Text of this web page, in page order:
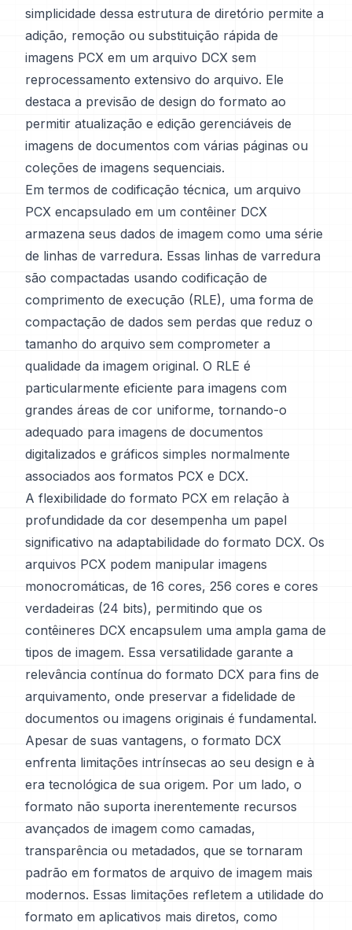
simplicidade dessa estrutura de diretório permite a
adição, remoção ou substituição rápida de
imagens PCX em um arquivo DCX sem
reprocessamento extensivo do arquivo. Ele
destaca a previsão de design do formato ao
permitir atualização e edição gerenciáveis de
imagens de documentos com várias páginas ou
coleções de imagens sequenciais.
Em termos de codificação técnica, um arquivo
PCX encapsulado em um contêiner DCX
armazena seus dados de imagem como uma série
de linhas de varredura. Essas linhas de varredura
são compactadas usando codificação de
comprimento de execução (RLE), uma forma de
compactação de dados sem perdas que reduz o
tamanho do arquivo sem comprometer a
qualidade da imagem original. O RLE é
particularmente eficiente para imagens com
grandes áreas de cor uniforme, tornando-o
adequado para imagens de documentos
digitalizados e gráficos simples normalmente
associados aos formatos PCX e DCX.
A flexibilidade do formato PCX em relação à
profundidade da cor desempenha um papel
significativo na adaptabilidade do formato DCX. Os
arquivos PCX podem manipular imagens
monocromáticas, de 16 cores, 256 cores e cores
verdadeiras (24 bits), permitindo que os
contêineres DCX encapsulem uma ampla gama de
tipos de imagem. Essa versatilidade garante a
relevância contínua do formato DCX para fins de
arquivamento, onde preservar a fidelidade de
documentos ou imagens originais é fundamental.
Apesar de suas vantagens, o formato DCX
enfrenta limitações intrínsecas ao seu design e à
era tecnológica de sua origem. Por um lado, o
formato não suporta inerentemente recursos
avançados de imagem como camadas,
transparência ou metadados, que se tornaram
padrão em formatos de arquivo de imagem mais
modernos. Essas limitações refletem a utilidade do
formato em aplicativos mais diretos, como